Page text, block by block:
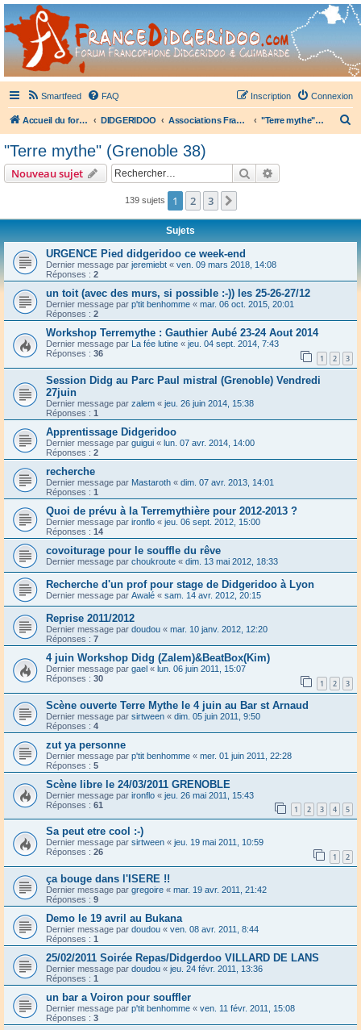
France Didgeridoo
Didgeridoo et Guimbarde sur France Didgeridoo - retrouvez la communauté.
Smartfeed FAQ Connexion
Inscription
Accueil du forum DIDGERIDOO Associations Françaises de Didgeridoo "Terre mythe" (Grenoble 38)
r
"Terre mythe" (Grenoble 38)
Nouveau sujet Rechercher
139 sujets 1 2 3
Sujets
URGENCE Pied didgeridoo ce week-end
Dernier message par jeremiebt « ven. 09 mars 2018, 14:08
Réponses : 2
un toit (avec des murs, si possible :-)) les 25-26-27/12
Dernier message par p'tit benhomme « mar. 06 oct. 2015, 20:01
Réponses : 2
Workshop Terremythe : Gauthier Aubé 23-24 Aout 2014
Dernier message par La fée lutine « jeu. 04 sept. 2014, 7:43
Réponses : 36 1 2 3
Session Didg au Parc Paul mistral (Grenoble) Vendredi
27juin
Dernier message par zalem « jeu. 26 juin 2014, 15:38
Réponses : 1
Apprentissage Didgeridoo
Dernier message par guigui « lun. 07 avr. 2014, 14:00
Réponses : 2
recherche
Dernier message par Mastaroth « dim. 07 avr. 2013, 14:01
Réponses : 1
Quoi de prévu à la Terremythière pour 2012-2013 ?
Dernier message par ironflo « jeu. 06 sept. 2012, 15:00
Réponses : 14
covoiturage pour le souffle du rêve
Dernier message par choukroute « dim. 13 mai 2012, 18:33
Recherche d'un prof pour stage de Didgeridoo à Lyon
Dernier message par Awalé « sam. 14 avr. 2012, 20:15
Reprise 2011/2012
Dernier message par doudou « mar. 10 janv. 2012, 12:20
Réponses : 7
4 juin Workshop Didg (Zalem)&BeatBox(Kim)
Dernier message par gael « lun. 06 juin 2011, 15:07
Réponses : 30 1 2 3
Scène ouverte Terre Mythe le 4 juin au Bar st Arnaud
Dernier message par sirtween « dim. 05 juin 2011, 9:50
Réponses : 4
zut ya personne
Dernier message par p'tit benhomme « mer. 01 juin 2011, 22:28
Réponses : 5
Scène libre le 24/03/2011 GRENOBLE
Dernier message par ironflo « jeu. 26 mai 2011, 15:43
Réponses : 61 1 2 3 4 5
Sa peut etre cool :-)
Dernier message par sirtween « jeu. 19 mai 2011, 10:59
Réponses : 26 1 2
ça bouge dans l'ISERE !!
Dernier message par gregoire « mar. 19 avr. 2011, 21:42
Réponses : 9
Demo le 19 avril au Bukana
Dernier message par doudou « ven. 08 avr. 2011, 8:44
Réponses : 1
25/02/2011 Soirée Repas/Didgerdoo VILLARD DE LANS
Dernier message par doudou « jeu. 24 févr. 2011, 13:36
Réponses : 1
un bar a Voiron pour souffler
Dernier message par p'tit benhomme « ven. 11 févr. 2011, 15:08
Réponses : 3